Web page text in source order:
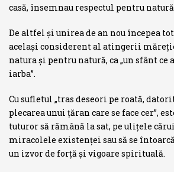
casă, însemnau respectul pentru
De altfel şi unirea de an nou începea
acelaşi considerent al atingerii
natura şi pentru natură, ca „un sfânt ce
iarba”.
Cu sufletul „tras deseori pe roată,
plecarea unui ţăran care se face cer”,
tuturor să rămână la sat, pe uliţele
miracolele existenţei sau să se
un izvor de forţă şi vigoare spirituală.